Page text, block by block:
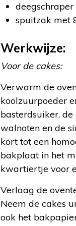
deegschraper
spuitzak met
Werkwijze:
Voor de cakes:
Verwarm de
koolzuurpoeder
basterdsuiker,
walnoten en de
kort tot een
bakplaat in het
kwartiertje voor
Verlaag de
Neem de cakes
ook het